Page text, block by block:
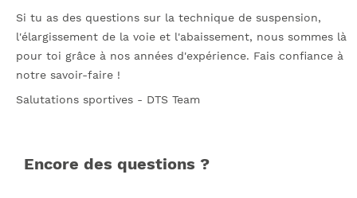
Si tu as des questions sur la technique de suspension,
l'élargissement de la voie et l'abaissement, nous sommes là
pour toi grâce à nos années d'expérience. Fais confiance à
notre savoir-faire !
Salutations sportives - DTS Team
Encore des questions ?